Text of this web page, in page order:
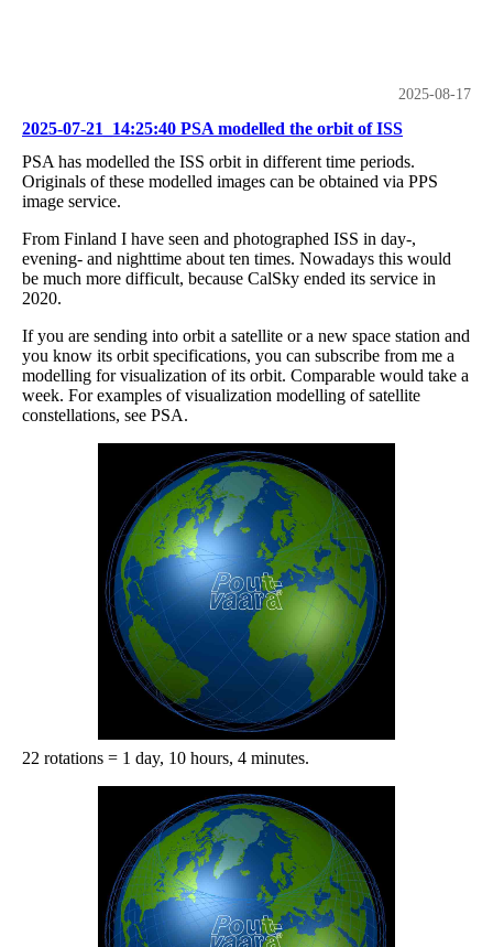
2025-08-17
2025-07-21_14:25:40 PSA modelled the orbit of ISS
PSA has modelled the ISS orbit in different time periods.
Originals of these modelled images can be obtained via PPS
image service.
From Finland I have seen and photographed ISS in day-,
evening- and nighttime about ten times. Nowadays this would
be much more difficult, because CalSky ended its service in
2020.
If you are sending into orbit a satellite or a new space station and
you know its orbit specifications, you can subscribe from me a
modelling for visualization of its orbit. Comparable would take a
week. For examples of visualization modelling of satellite
constellations, see PSA.
22 rotations = 1 day, 10 hours, 4 minutes.